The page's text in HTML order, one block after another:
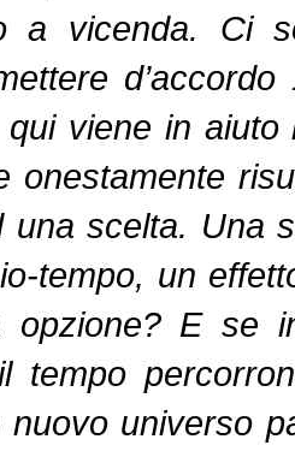
a vicenda. Ci
viene in aiuto
onestamente
una scelta. Una
tempo, un
opzione? E se
tempo
nuovo universo